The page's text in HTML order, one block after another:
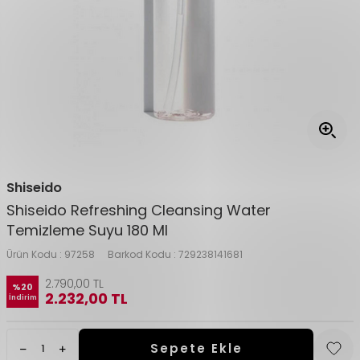
Shiseido
Shiseido Refreshing Cleansing Water
Temizleme Suyu 180 Ml
Ürün Kodu : 97258 Barkod Kodu : 729238141681
%20
İndirim
2.790,00 TL
2.232,00 TL
Sepete Ekle